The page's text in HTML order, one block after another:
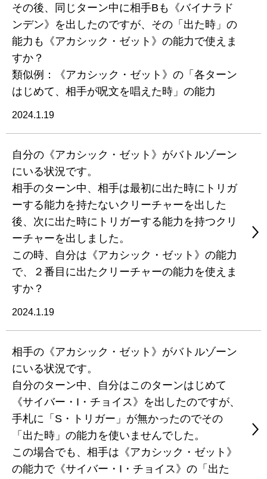
その後、同じターン中に相手Bも《バイナラド
ンデン》を出したのですが、その「出た時」の
能力も《アカシック・ゼット》の能力で使えま
すか？
類似例：《アカシック・ゼット》の「各ターン
はじめて、相手が呪文を唱えた時」の能力
2024.1.19
自分の《アカシック・ゼット》がバトルゾーン
にいる状況です。
相手のターン中、相手は最初に出た時にトリガ
ーする能力を持たないクリーチャーを出した
後、次に出た時にトリガーする能力を持つクリ
ーチャーを出しました。
この時、自分は《アカシック・ゼット》の能力
で、２番目に出たクリーチャーの能力を使えま
すか？
2024.1.19
相手の《アカシック・ゼット》がバトルゾーン
にいる状況です。
自分のターン中、自分はこのターンはじめて
《サイバー・I・チョイス》を出したのですが、
手札に「S・トリガー」が無かったのでその
「出た時」の能力を使いませんでした。
この場合でも、相手は《アカシック・ゼット》
の能力で《サイバー・I・チョイス》の「出た